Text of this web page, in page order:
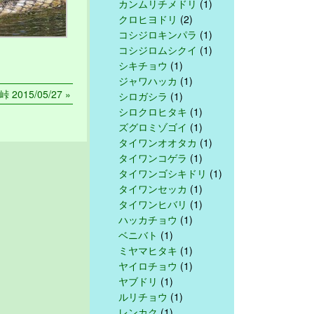
2015/05/27 »
カンムリチメドリ (1)
クロヒヨドリ (2)
コシジロキンパラ (1)
コシジロムシクイ (1)
シキチョウ (1)
ジャワハッカ (1)
シロガシラ (1)
シロクロヒタキ (1)
ズグロミゾゴイ (1)
タイワンオオタカ (1)
タイワンコゲラ (1)
タイワンゴシキドリ (1)
タイワンセッカ (1)
タイワンヒバリ (1)
ハッカチョウ (1)
ベニバト (1)
ミヤマヒタキ (1)
ヤイロチョウ (1)
ヤブドリ (1)
ルリチョウ (1)